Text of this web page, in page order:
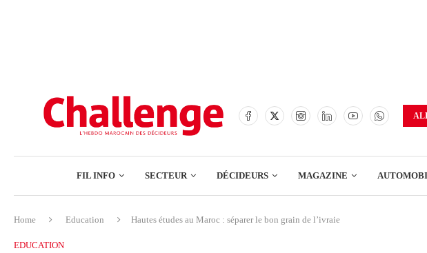
COMMERCE
FIL INFO SECTEUR DÉCIDEURS MAGAZINE
Home Education Hautes études au Maroc : séparer le bon grain de l’ivraie
EDUCATION